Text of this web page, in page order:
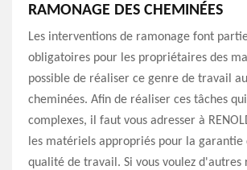
RAMONAGE DES CHEMINÉES
Les interventions de ramonage font
obligatoires pour les propriétaires des
possible de réaliser ce genre de travail
cheminées. Afin de réaliser ces tâches
complexes, il faut vous adresser à
les matériels appropriés pour la
qualité de travail. Si vous voulez d'autres